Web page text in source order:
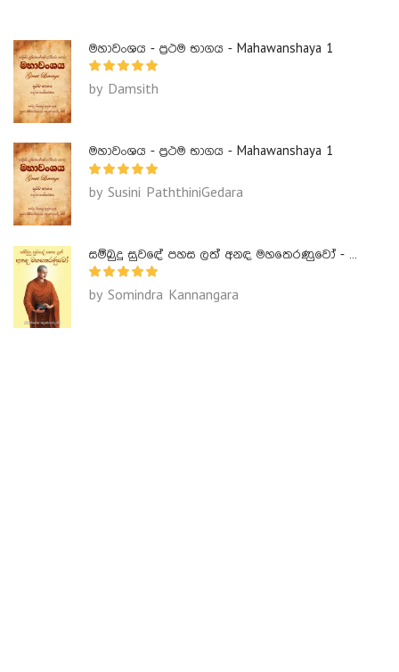
මහාවංශය - ප්‍රථම භාගය - Mahawanshaya 1
by Damsith
මහාවංශය - ප්‍රථම භාගය - Mahawanshaya 1
by Susini PaththiniGedara
සම්බුදු සුවඳේ පහස ලත් අනඳ මහතෙරණුවෝ - Ananda Maha Theranuwo
by Somindra Kannangara